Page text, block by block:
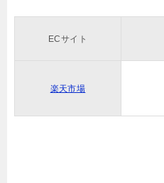
ECサイト
楽天市場